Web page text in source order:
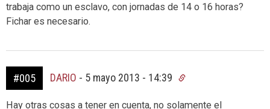
trabaja como un esclavo, con jornadas de 14 o 16 horas?
Fichar es necesario.
#005 DARIO - 5 mayo 2013 - 14:39
Hay otras cosas a tener en cuenta, no solamente el